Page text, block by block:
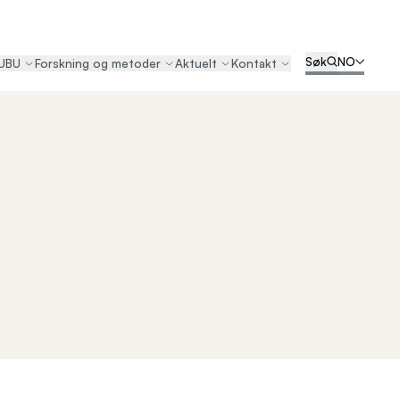
Forskning og metoder Aktuelt Kontakt Søk NO